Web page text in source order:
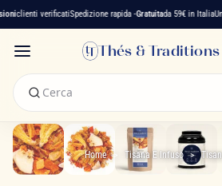
clienti verificatiSpedizione rapida -Gratuitada 59€ in ItaliaUna
Thés & Traditions
Home Tisana E Infuso